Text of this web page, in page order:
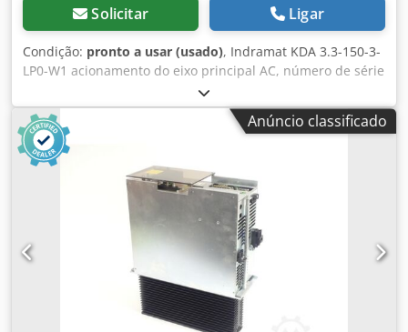
Solicitar Ligar
Condição: pronto a usar (usado), Indramat KDA 3.3-150-3-
LP0-W1 acionamento do eixo principal AC, número de série
conforme foto, completamente revisado e testado de
forma profissional, com 12 meses de garantia, 100%
funcional, escopo de entrega conforme fotos. Dsdpfex Dw
Hmex Amgskr
Anúncio classificado